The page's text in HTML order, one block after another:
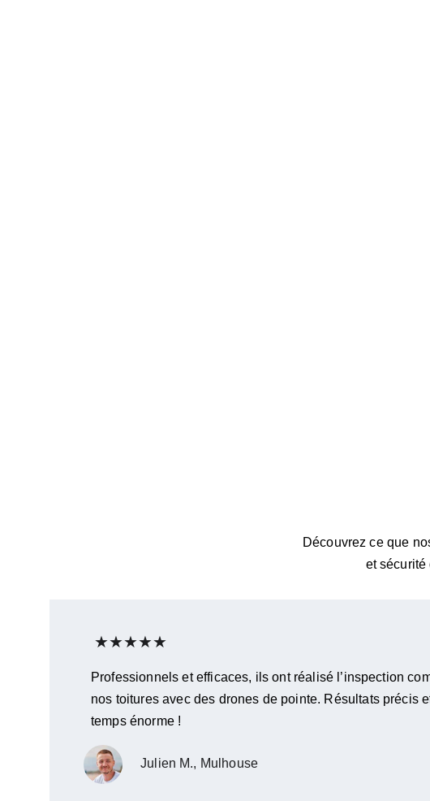
Découvrez ce que
et sécurité
Professionnels et efficaces, ils ont réalisé l’inspection
nos toitures avec des drones de pointe. Résultats précis
temps énorme !
Julien M., Mulhouse
★★★★★